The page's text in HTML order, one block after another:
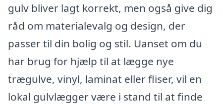
gulv bliver lagt korrekt, men også give dig
råd om materialevalg og design, der
passer til din bolig og stil. Uanset om du
har brug for hjælp til at lægge nye
trægulve, vinyl, laminat eller fliser, vil en
lokal gulvlægger være i stand til at finde